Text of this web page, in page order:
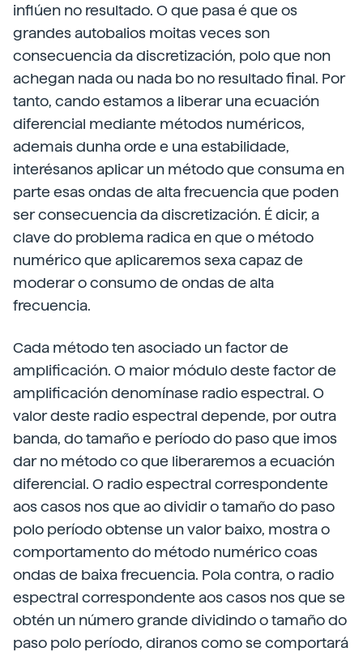
inflúen no resultado. O que pasa é que os
grandes autobalios moitas veces son
consecuencia da discretización, polo que non
achegan nada ou nada bo no resultado final. Por
tanto, cando estamos a liberar una ecuación
diferencial mediante métodos numéricos,
ademais dunha orde e una estabilidade,
interésanos aplicar un método que consuma en
parte esas ondas de alta frecuencia que poden
ser consecuencia da discretización. É dicir, a
clave do problema radica en que o método
numérico que aplicaremos sexa capaz de
moderar o consumo de ondas de alta
frecuencia.
Cada método ten asociado un factor de
amplificación. O maior módulo deste factor de
amplificación denomínase radio espectral. O
valor deste radio espectral depende, por outra
banda, do tamaño e período do paso que imos
dar no método co que liberaremos a ecuación
diferencial. O radio espectral correspondente
aos casos nos que ao dividir o tamaño do paso
polo período obtense un valor baixo, mostra o
comportamento do método numérico coas
ondas de baixa frecuencia. Pola contra, o radio
espectral correspondente aos casos nos que se
obtén un número grande dividindo o tamaño do
paso polo período, diranos como se comportará